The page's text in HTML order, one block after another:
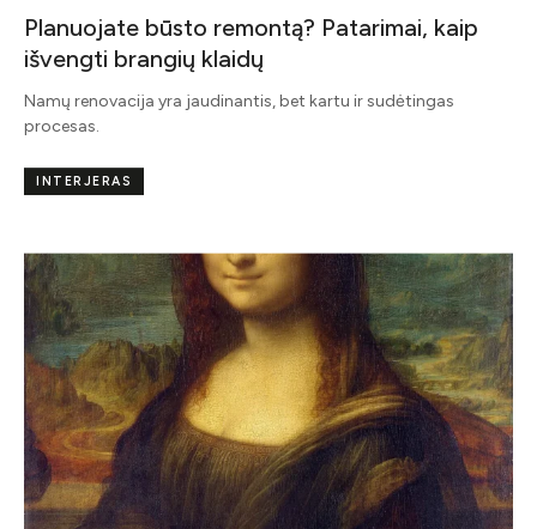
Planuojate būsto remontą? Patarimai, kaip
išvengti brangių klaidų
Namų renovacija yra jaudinantis, bet kartu ir sudėtingas
procesas.
INTERJERAS